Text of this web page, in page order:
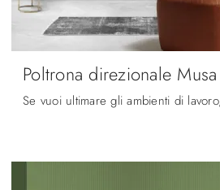
Poltrona direzionale Musa